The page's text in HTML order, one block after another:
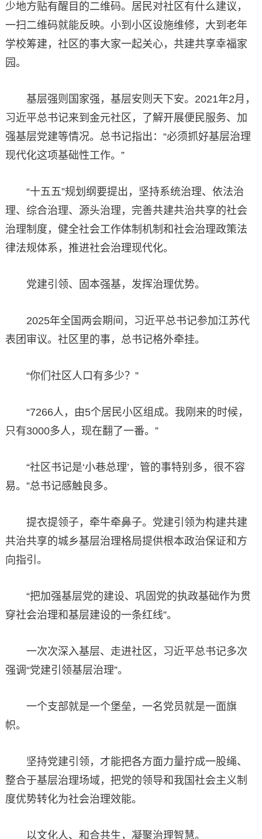
少地方贴有醒目的二维码。居民对社区有什么建议，
一扫二维码就能反映。小到小区设施维修，大到老年
学校筹建，社区的事大家一起关心，共建共享幸福家
园。
基层强则国家强，基层安则天下安。2021年2月，
习近平总书记来到金元社区，了解开展便民服务、加
强基层党建等情况。总书记指出：“必须抓好基层治理
现代化这项基础性工作。”
“十五五”规划纲要提出，坚持系统治理、依法治
理、综合治理、源头治理，完善共建共治共享的社会
治理制度，健全社会工作体制机制和社会治理政策法
律法规体系，推进社会治理现代化。
党建引领、固本强基，发挥治理优势。
2025年全国两会期间，习近平总书记参加江苏代
表团审议。社区里的事，总书记格外牵挂。
“你们社区人口有多少？”
“7266人，由5个居民小区组成。我刚来的时候，
只有3000多人，现在翻了一番。”
“社区书记是‘小巷总理’，管的事特别多，很不容
易。”总书记感触良多。
提衣提领子，牵牛牵鼻子。党建引领为构建共建
共治共享的城乡基层治理格局提供根本政治保证和方
向指引。
“把加强基层党的建设、巩固党的执政基础作为贯
穿社会治理和基层建设的一条红线”。
一次次深入基层、走进社区，习近平总书记多次
强调“党建引领基层治理”。
一个支部就是一个堡垒，一名党员就是一面旗
帜。
坚持党建引领，才能把各方面力量拧成一股绳、
整合于基层治理场域，把党的领导和我国社会主义制
度优势转化为社会治理效能。
以文化人、和合共生，凝聚治理智慧。